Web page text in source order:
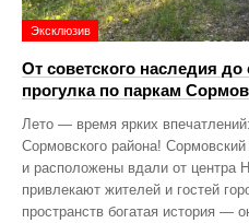
Эксклюзив
От советского наследия
прогулка по паркам
Лето — время ярких
Сормовского района!
и расположены вдали от центра
привлекают жителей и гостей
пространств богатая история —